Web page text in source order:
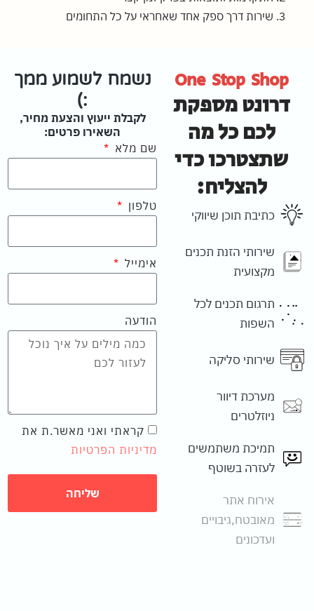
שירות דרך ספק אחד שאחראי על כל התחומים
One Stop Shop
דרונט מספקת
לכם כל מה
שתצטרכו כדי
להצליח:
כתיבת תוכן שיווקי
שירותי הזנת תכנים
מקצועית
תרגום תכנים לכל
השפות
שירותי סליקה
מערכת דיוור
ניוזלטרים
תמיכת משתמשים
לעזרה בשוטף
אירוח אתר
מאובטח,גיבויים
ועדכונים
נשמח לשמוע ממך
:)
לקבלת ייעוץ והצעת מחיר,
השאירו פרטים:
שם מלא
טלפון
אימייל
הודעה
קראתי ואני מאשר.ת את
מדיניות הפרטיות
שליחה